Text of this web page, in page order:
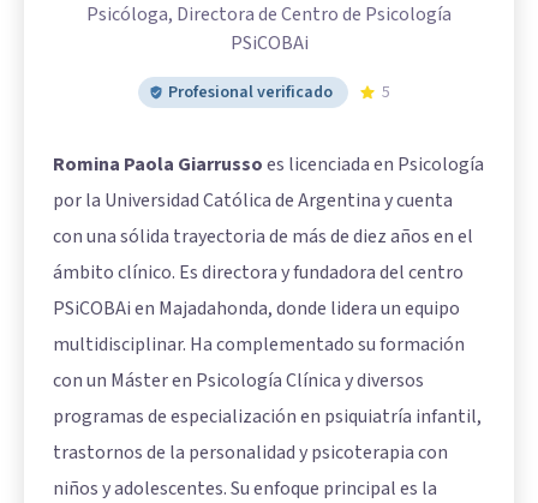
Psicóloga, Directora de Centro de Psicología
PSiCOBAi
Profesional verificado 5
Romina Paola Giarrussoes licenciada en Psicología
por la Universidad Católica de Argentina y cuenta
con una sólida trayectoria de más de diez años en el
ámbito clínico. Es directora y fundadora del centro
PSiCOBAi en Majadahonda, donde lidera un equipo
multidisciplinar. Ha complementado su formación
con un Máster en Psicología Clínica y diversos
programas de especialización en psiquiatría infantil,
trastornos de la personalidad y psicoterapia con
niños y adolescentes. Su enfoque principal es la